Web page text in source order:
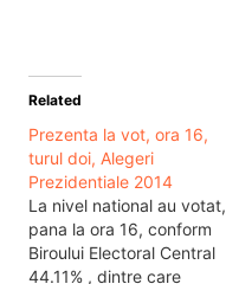
Related
Prezenta la vot, ora 16,
turul doi, Alegeri
Prezidentiale 2014
La nivel national au votat,
pana la ora 16, conform
Biroului Electoral Central
44.11% , dintre care